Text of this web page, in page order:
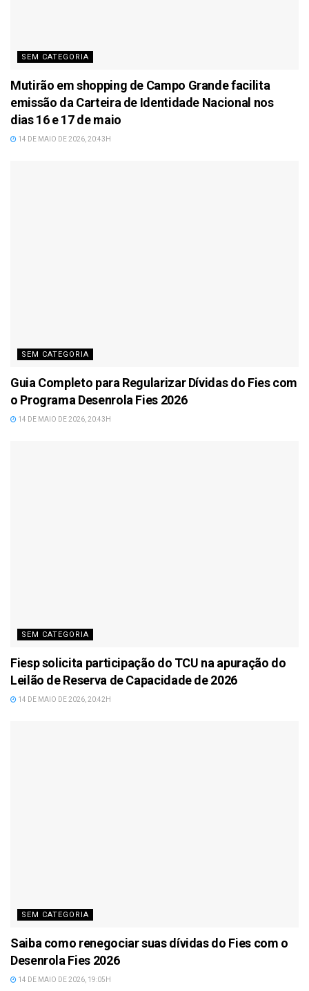
SEM CATEGORIA
Mutirão em shopping de Campo Grande facilita
emissão da Carteira de Identidade Nacional nos
dias 16 e 17 de maio
14 DE MAIO DE 2026, 20:43H
SEM CATEGORIA
Guia Completo para Regularizar Dívidas do Fies com
o Programa Desenrola Fies 2026
14 DE MAIO DE 2026, 20:43H
SEM CATEGORIA
Fiesp solicita participação do TCU na apuração do
Leilão de Reserva de Capacidade de 2026
14 DE MAIO DE 2026, 20:42H
SEM CATEGORIA
Saiba como renegociar suas dívidas do Fies com o
Desenrola Fies 2026
14 DE MAIO DE 2026, 19:05H